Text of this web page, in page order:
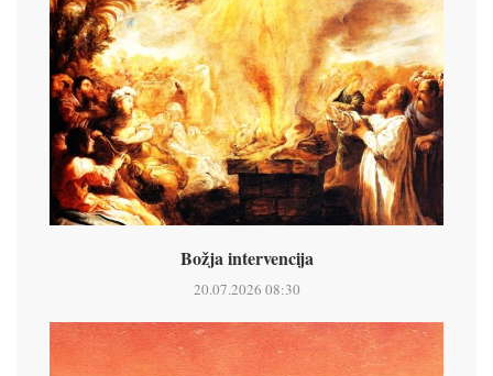
Božja intervencija
20.07.2026 08:30